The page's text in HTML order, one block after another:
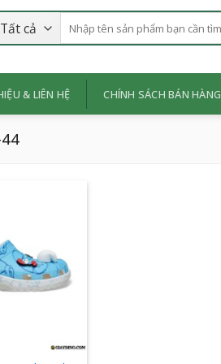
Tìm
kiếm:
& LIÊN HỆ CHÍNH SÁCH BÁN HÀNG